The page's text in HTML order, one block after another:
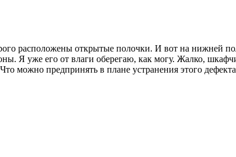
расположены открытые полочки. И вот на нижней
Я уже его от влаги оберегаю, как могу. Жалко,
можно предпринять в плане устранения этого